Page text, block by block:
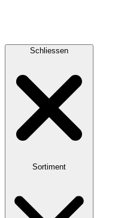
Schliessen
Sortiment